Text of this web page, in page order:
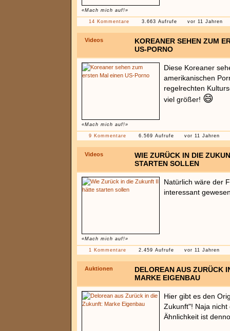
«Mach mich auf!»
14 Kommentare 3.663 Aufrufe vor 11 Jahren
Videos
KOREANER SEHEN ZUM
US-PORNO
«Mach mich auf!»
Diese Koreaner
amerikanischen
regelrechten
viel größer! 😄
9 Kommentare 6.569 Aufrufe vor 11 Jahren
Videos
WIE ZURÜCK IN DIE
STARTEN SOLLEN
«Mach mich auf!»
Natürlich wäre der
interessant
1 Kommentare 2.459 Aufrufe vor 11 Jahren
Auktionen
DELOREAN AUS ZURÜCK
MARKE EIGENBAU
Hier gibt es den
Zukunft"! Naja
Ähnlichkeit ist